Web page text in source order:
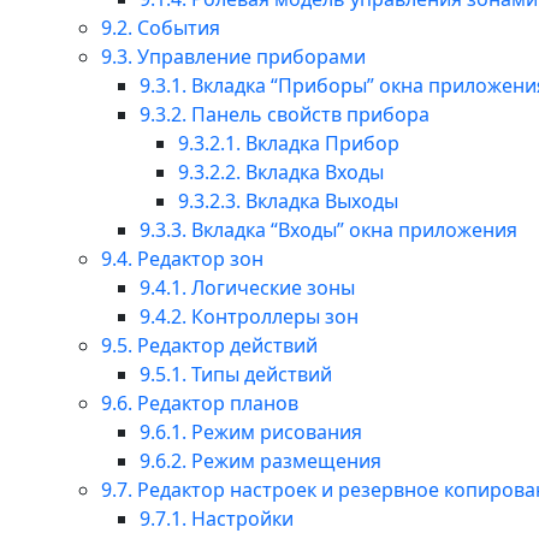
9.2. События
9.3. Управление приборами
9.3.1. Вкладка “Приборы” окна
9.3.2. Панель свойств прибора
9.3.2.1. Вкладка Прибор
9.3.2.2. Вкладка Входы
9.3.2.3. Вкладка Выходы
9.3.3. Вкладка “Входы” окна приложения
9.4. Редактор зон
9.4.1. Логические зоны
9.4.2. Контроллеры зон
9.5. Редактор действий
9.5.1. Типы действий
9.6. Редактор планов
9.6.1. Режим рисования
9.6.2. Режим размещения
9.7. Редактор настроек и резервное
9.7.1. Настройки